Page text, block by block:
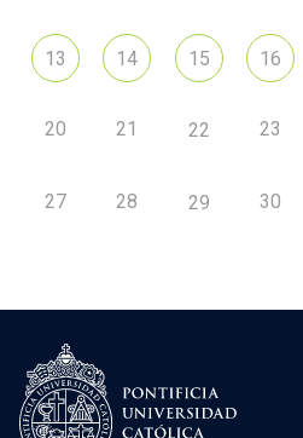
13 14 15 16
20 21 22 23
27 28 29 30